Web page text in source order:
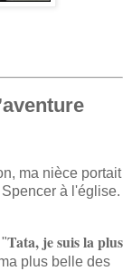
ma nièce portait
à l'église.
Tata, je suis la plus
plus belle des